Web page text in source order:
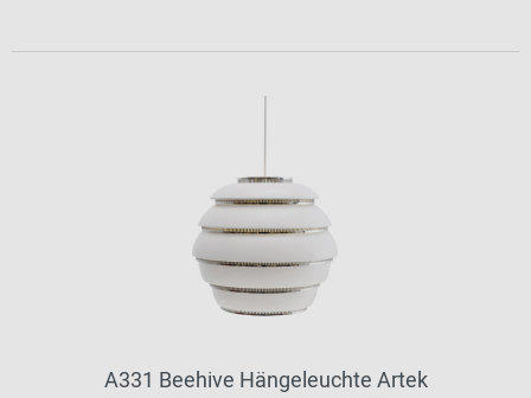
A331 Beehive Hängeleuchte Artek